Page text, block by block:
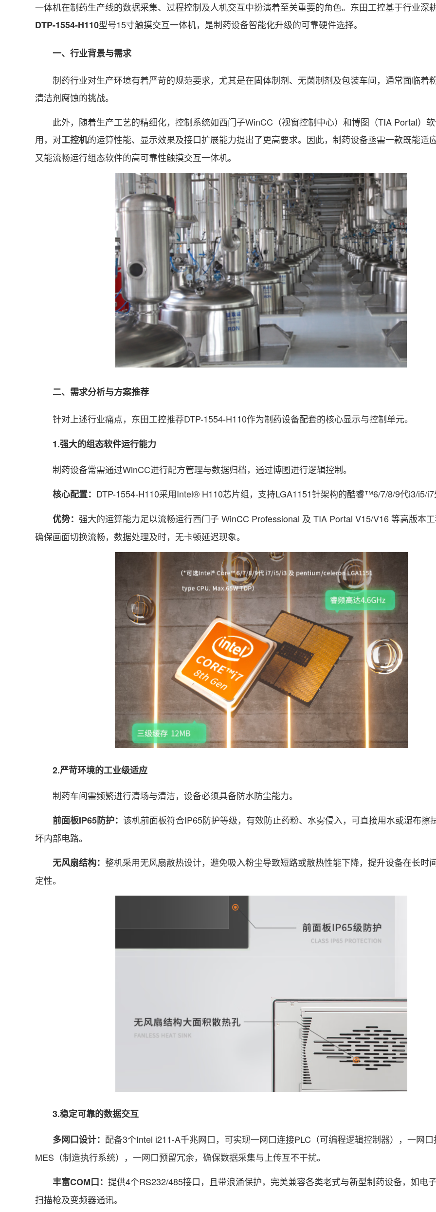
一体机在制药生产线的数据采集、过程控制及人机交互中扮演着至关重要的角色。东田工控基于行业深
DTP-1554-H110型号15寸触摸交互一体机，是制药设备智能化升级的可靠硬件选择。
一、行业背景与需求
制药行业对生产环境有着严苛的规范要求，尤其是在固体制剂、无菌制剂及包装车间，通常面临着
清洁剂腐蚀的挑战。
此外，随着生产工艺的精细化，控制系统如西门子WinCC（视窗控制中心）和博图（TIA Portal）
用，对工控机的运算性能、显示效果及接口扩展能力提出了更高要求。因此，制药设备亟需一款既能适应
又能流畅运行组态软件的高可靠性触摸交互一体机。
二、需求分析与方案推荐
针对上述行业痛点，东田工控推荐DTP-1554-H110作为制药设备配套的核心显示与控制单元。
1.强大的组态软件运行能力
制药设备常需通过WinCC进行配方管理与数据归档，通过博图进行逻辑控制。
核心配置： DTP-1554-H110采用Intel® H110芯片组，支持LGA1151针架构的酷睿™6/7/8/9代i3/i5/i7
优势： 强大的运算能力足以流畅运行西门子 WinCC Professional 及 TIA Portal V15/V16 等高版本工
确保画面切换流畅，数据处理及时，无卡顿延迟现象。
2.严苛环境的工业级适应
制药车间需频繁进行清场与清洁，设备必须具备防水防尘能力。
前面板IP65防护： 该机前面板符合IP65防护等级，有效防止药粉、水雾侵入，可直接用水或湿布擦
坏内部电路。
无风扇结构： 整机采用无风扇散热设计，避免吸入粉尘导致短路或散热性能下降，提升设备在长时
定性。
3.稳定可靠的数据交互
多网口设计： 配备3个Intel i211-A千兆网口，可实现一网口连接PLC（可编程逻辑控制器），一网
MES（制造执行系统），一网口预留冗余，确保数据采集与上传互不干扰。
丰富COM口： 提供4个RS232/485接口，且带浪涌保护，完美兼容各类老式与新型制药设备，如电
扫描枪及变频器通讯。